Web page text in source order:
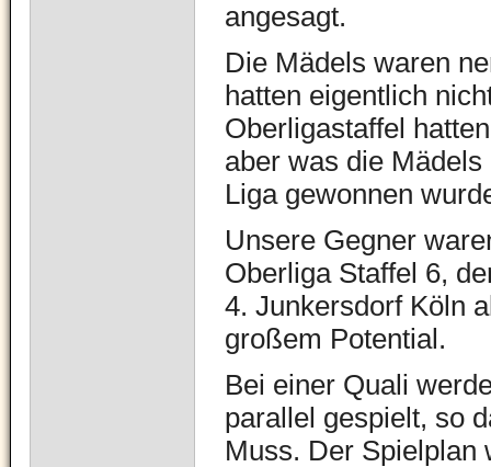
angesagt.
Die Mädels waren
hatten eigentlich
Oberligastaffel
aber was die
Liga gewonnen
Unsere Gegner
Oberliga Staffel 6,
4. Junkersdorf Köln
großem Potential.
Bei einer Quali
parallel gespielt, so
Muss. Der Spielplan